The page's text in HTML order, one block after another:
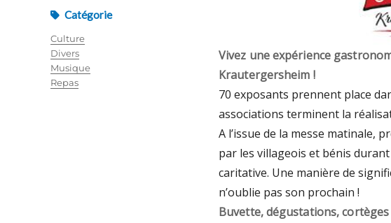
Vivez une expérience
Krautergersheim !
70 exposants prennent place
associations terminent la
A l’issue de la messe matinale,
par les villageois et bénis
caritative. Une manière de
n’oublie pas son prochain !
Buvette, dégustations,
Catégorie
Culture
Divers
Musique
Repas